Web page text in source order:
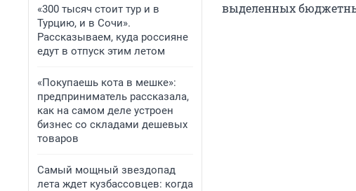
«300 тысяч стоит тур и в
Турцию, и в Сочи».
Рассказываем, куда россияне
едут в отпуск этим летом
«Покупаешь кота в мешке»:
предприниматель рассказала,
как на самом деле устроен
бизнес со складами дешевых
товаров
Самый мощный звездопад
лета ждет кузбассовцев: когда
выделенных